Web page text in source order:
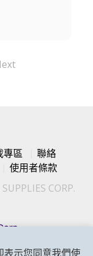
專區
聯絡
使用者條款
CORP.
示您同意我們使